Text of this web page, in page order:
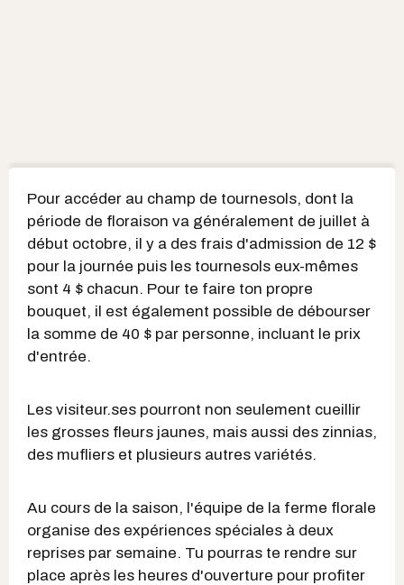
Pour accéder au champ de tournesols, dont la
période de floraison va généralement de juillet à
début octobre, il y a des frais d'admission de 12 $
pour la journée puis les tournesols eux-mêmes
sont 4 $ chacun. Pour te faire ton propre
bouquet, il est également possible de débourser
la somme de 40 $ par personne, incluant le prix
d'entrée.
Les visiteur.ses pourront non seulement cueillir
les grosses fleurs jaunes, mais aussi des zinnias,
des mufliers et plusieurs autres variétés.
Au cours de la saison, l'équipe de la ferme florale
organise des expériences spéciales à deux
reprises par semaine. Tu pourras te rendre sur
place après les heures d'ouverture pour profiter